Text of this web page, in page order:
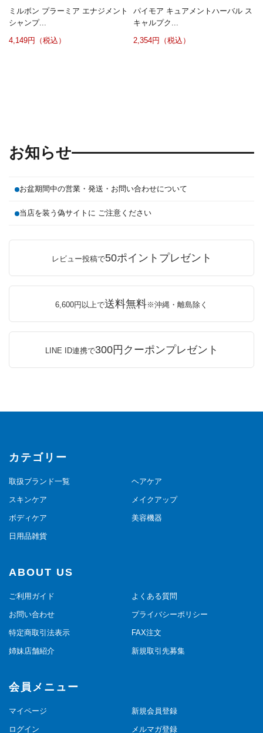
ミルボン プラーミア エナジメント
シャンプ...
4,149円（税込）
パイモア キュアメントハーバル ス
キャルプク...
2,354円（税込）
お知らせ
お盆期間中の営業・発送・お問い合わせについて
当店を装う偽サイトに ご注意ください
レビュー投稿で50ポイントプレゼント
6,600円以上で送料無料※沖縄・離島除く
LINE ID連携で300円クーポンプレゼント
カテゴリー
取扱ブランド一覧 ヘアケア
スキンケア メイクアップ
ボディケア 美容機器
日用品雑貨
ABOUT US
ご利用ガイド よくある質問
お問い合わせ プライバシーポリシー
特定商取引法表示 FAX注文
姉妹店舗紹介 新規取引先募集
会員メニュー
マイページ 新規会員登録
ログイン メルマガ登録